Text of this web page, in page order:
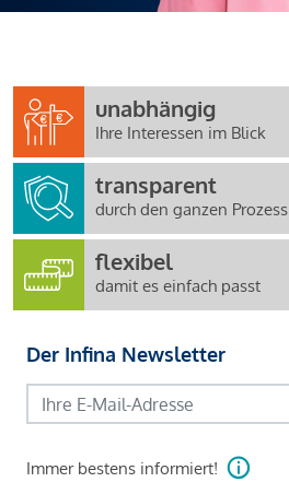
unabhängig
Ihre Interessen im Blick
transparent
durch den ganzen Prozess
flexibel
damit es einfach passt
Der Infina Newsletter
Immer bestens informiert!